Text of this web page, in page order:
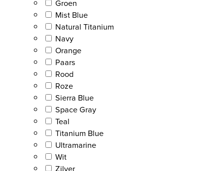
Groen
Mist Blue
Natural Titanium
Navy
Orange
Paars
Rood
Roze
Sierra Blue
Space Gray
Teal
Titanium Blue
Ultramarine
Wit
Zilver